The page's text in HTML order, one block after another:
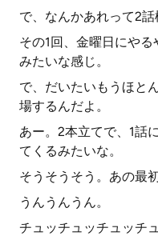
で、なんかあれって2話
その1回、金曜日にや
みたいな感じ。
で、だいたいもうほと
場するんだよ。
あー。2本立てで、1話
てくるみたいな。
そうそうそう。あの最
うんうんうん。
チュッチュッチュッチ